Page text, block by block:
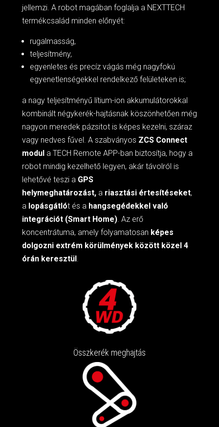
jellemzi. A robot magában foglalja a NEXTTECH
termékcsalád minden előnyét:
rugalmasság,
teljesítmény,
egyenletes és precíz vágás még nagyfokú
egyenetlenségekkel rendelkező felületeken is;
a nagy teljesítményű lítium-ion akkumulátorokkal
kombinált négykerék-hajtásnak köszönhetően még
nagyon meredek pázsitot is képes kezelni, száraz
vagy nedves fűvel. A szabványos ZCS Connect
modul a TECH Remote APP-ban biztosítja, hogy a
robot mindig kezelhető legyen, akár távolról is
lehetővé teszi a GPS
helymeghatározást, a riasztási értesítéseket,
a lopásgátlót és a hangsegédekkel való
integrációt (Smart Home). Az erő
koncentrátuma, amely folyamatosan képes
dolgozni extrém körülmények között közel 4
órán keresztül .
Összkerék meghajtás